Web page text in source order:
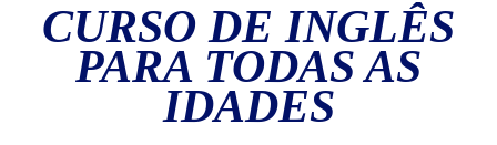
CURSO DE INGLÊS
PARA TODAS AS
IDADES